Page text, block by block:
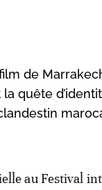
de
quête
au Festival